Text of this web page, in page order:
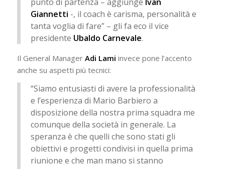
Giannetti -, il coach è carisma, personalità e
tanta voglia di fare” – gli fa eco il vice
presidente Ubaldo Carnevale.
Il General Manager Adi Lami invece pone l’accento
anche su aspetti più tecnici:
“Siamo entusiasti di avere la professionalità
e l’esperienza di Mario Barbiero a
disposizione della nostra prima squadra me
comunque della società in generale. La
speranza è che quelli che sono stati gli
obiettivi e progetti condivisi in quella prima
riunione e che man mano si stanno